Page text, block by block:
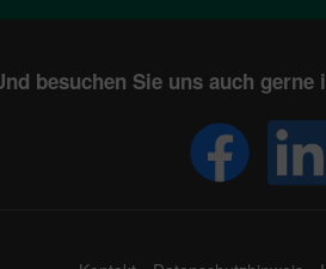
besuchen Sie uns auch gerne